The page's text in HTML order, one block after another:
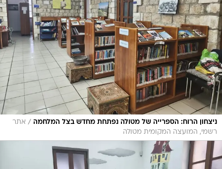
ניצחון הרוח: הספרייה של מטולה נפתחת מחדש בצל המלחמה / אתר
רשמי, המועצה המקומית מטולה